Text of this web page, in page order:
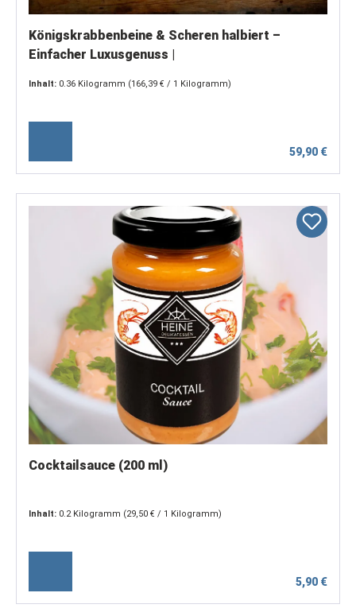
Königskrabbenbeine & Scheren halbiert –
Einfacher Luxusgenuss |
Inhalt: 0.36 Kilogramm (166,39 € / 1 Kilogramm)
59,90 €
Cocktailsauce (200 ml)
Inhalt: 0.2 Kilogramm (29,50 € / 1 Kilogramm)
5,90 €